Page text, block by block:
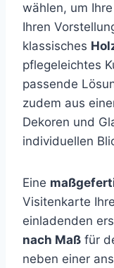
wählen, um Ihre
Ihren
klassisches
pflegeleichtes
passende
zudem aus
Dekoren und
individuellen
Eine
Visitenkarte
einladenden
nach Maß für
neben einer